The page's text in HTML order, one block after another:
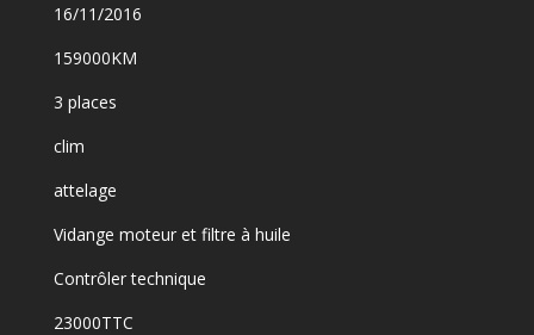
16/11/2016
159000KM
3 places
clim
attelage
Vidange moteur et filtre à huile
Contrôler technique
23000TTC